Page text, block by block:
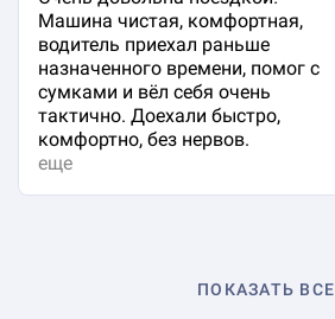
Машина чистая, комфортная,
водитель приехал раньше
назначенного времени, помог с
сумками и вёл себя очень
тактично. Доехали быстро,
комфортно, без нервов.
еще
ПОКАЗАТЬ ВСЕ